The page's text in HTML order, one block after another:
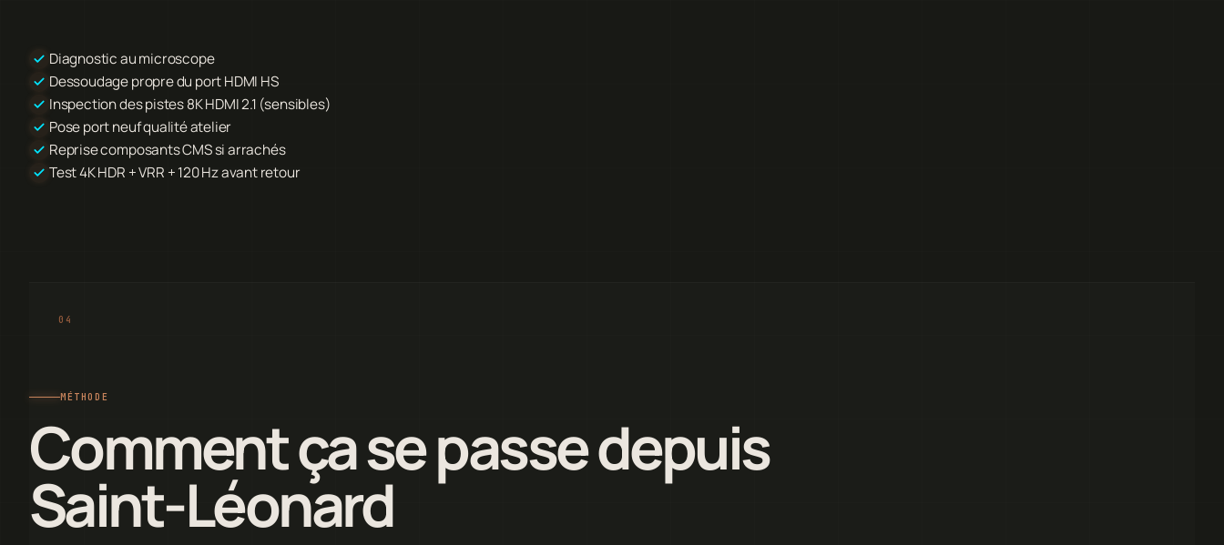
Diagnostic au microscope
Dessoudage propre du port HDMI HS
Inspection des pistes 8K HDMI 2.1 (sensibles)
Pose port neuf qualité atelier
Reprise composants CMS si arrachés
Test 4K HDR + VRR + 120 Hz avant retour
MÉTHODE
Comment ça se passe depuis
Saint-Léonard